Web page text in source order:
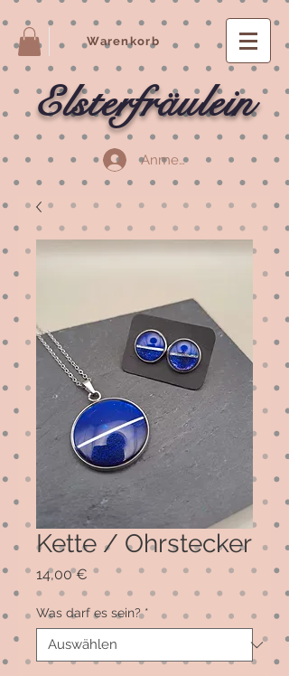
Warenkorb
Elsterfräulein
Anmelden
Kette / Ohrstecker
14,00 € Preis
Was darf es sein? *